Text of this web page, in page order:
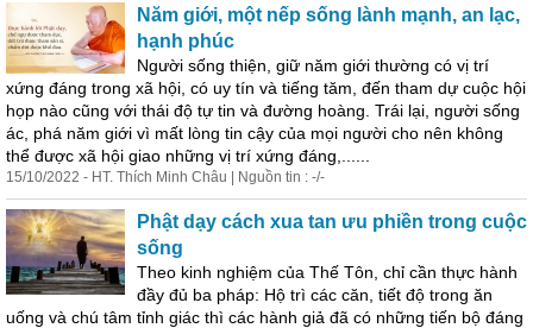
Năm giới, một nếp sống lành mạnh, an lạc,
hạnh phúc
Người sống thiện, giữ năm giới thường có vị trí
xứng đáng trong xã hội, có uy tín và tiếng tăm, đến tham dự cuộc hội
họp nào cũng với thái độ tự tin và đường hoàng. Trái lại, người sống
ác, phá năm giới vì mất lòng tin cậy của mọi người cho nên không
thể được xã hội giao những vị trí xứng đáng
15/10/2022 - HT. Thích Minh Châu | Nguồn tin : -/-
Phật dạy cách xua tan ưu phiền trong cuộc
sống
Theo kinh nghiệm của Thế Tôn, chỉ cần thực hành
đầy đủ ba pháp: Hộ trì các căn, tiết độ trong ăn
uống và chú tâm tỉnh giác thì các hành giả đã có những tiến bộ đáng